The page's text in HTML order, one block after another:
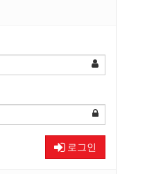
로그인